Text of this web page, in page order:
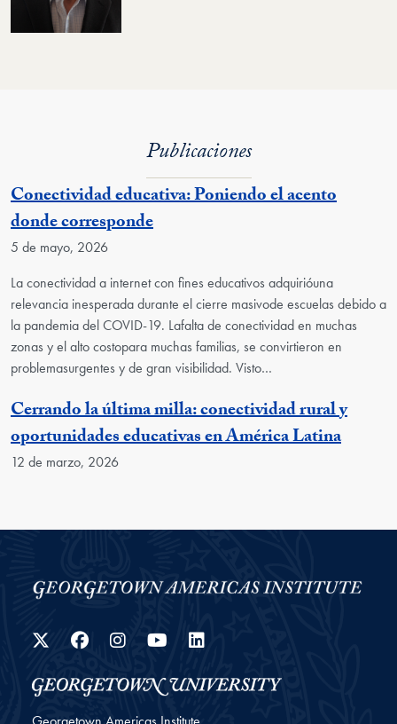
Publicaciones
Conectividad educativa: Poniendo el acento
donde corresponde
5 de mayo, 2026
La conectividad a internet con fines educativos adquirióuna
relevancia inesperada durante el cierre masivode escuelas debido a
la pandemia del COVID-19. Lafalta de conectividad en muchas
zonas y el alto costopara muchas familias, se convirtieron en
problemasurgentes y de gran visibilidad. Visto…
Cerrando la última milla: conectividad rural y
oportunidades educativas en América Latina
12 de marzo, 2026
Twitter
Facebook
Instagram
YouTube
LinkedIn